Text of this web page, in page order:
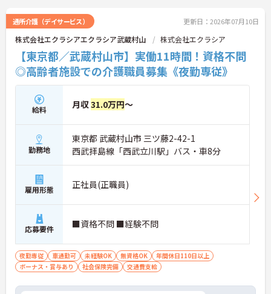
◆施設ごとの課題を話し合う「スタッフミーティン
グ」や、利用者様へのケアを考える「ケースカンフ
ァレンス」を実施しています。新人・ベテランに関
係なく意見交換を行い、みんなで解決策を考えるフ
ラットな関係性です。また、虐待防止研修などを通
じて「良いケア・悪いケア」の線引きを明確にし、
職員全員が安心して働ける、誇りを持てる職場環境
づくりに取り組んでいます。
通所介護（デイサービス） 更新日：2026年07月10日
株式会社エクラシアエクラシア武蔵村山 株式会社エクラシア
【東京都／武蔵村山市】実働11時間！資格不問
◎高齢者施設での介護職員募集《夜勤専従》
給料 月収31.0万円～
勤務地
東京都 武蔵村山市 三ツ藤2-42-1
西武拝島線「西武立川駅」バス・車8分
雇用形態 正社員(正職員)
応募要件 ■資格不問 ■経験不問
夜勤専従 車通勤可 未経験OK 無資格OK
年間休日110日以上
ボーナス・賞与あり
社会保険完備 交通費支給